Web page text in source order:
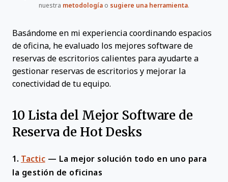
nuestra metodología o sugiere una herramienta.
Basándome en mi experiencia coordinando espacios
de oficina, he evaluado los mejores software de
reservas de escritorios calientes para ayudarte a
gestionar reservas de escritorios y mejorar la
conectividad de tu equipo.
10 Lista del Mejor Software de
Reserva de Hot Desks
1. Tactic — La mejor solución todo en uno para
la gestión de oficinas